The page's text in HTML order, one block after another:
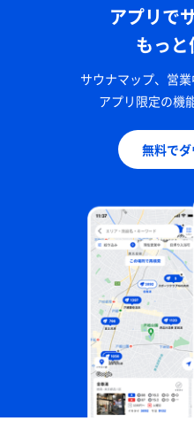
アプリで
もっと
サウナマップ、営業
アプリ限定の機
無料で